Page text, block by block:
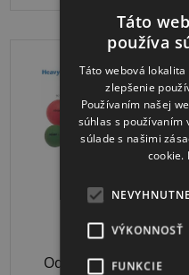
Ledraplastic
HEAVYMED 3000g
Odoslanie 3-7 dní
Táto
používa
Táto webová
zlepšenie
Používaním našej
súhlas s používaním
súlade s našimi
cookie.
VÝKONNOSŤ
FUNKCIE